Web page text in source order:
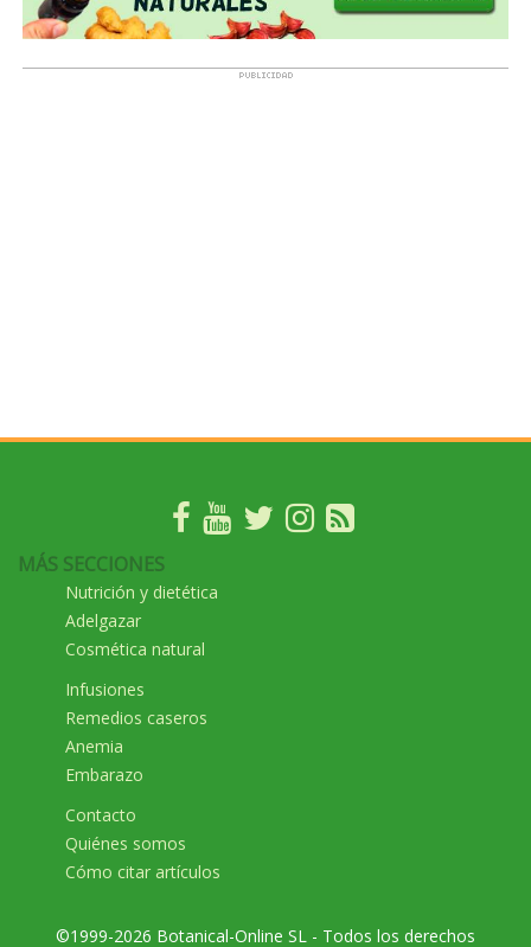
MÁS SECCIONES
Nutrición y dietética
Adelgazar
Cosmética natural
Infusiones
Remedios caseros
Anemia
Embarazo
Contacto
Quiénes somos
Cómo citar artículos
©1999-2026 Botanical-Online SL - Todos los derechos